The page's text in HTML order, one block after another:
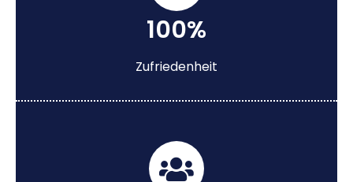
100%
Zufriedenheit